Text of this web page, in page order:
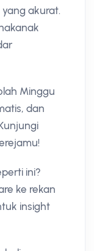
akurat.
Minggu
dan
ini?
ke rekan
insight